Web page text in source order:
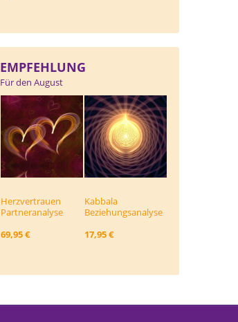
EMPFEHLUNG
Für den August
Herzvertrauen
Partneranalyse
69,95 €
Kabbala
Beziehungs­analyse
17,95 €